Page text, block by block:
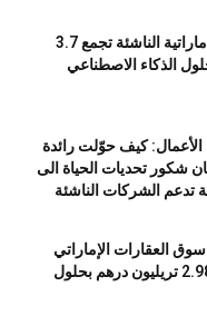
شركة AVELIN AI الإماراتية الناشئة تجمع 3.7
الذكاء الاصطناعي
الأعمال: كيف حوّلت رائدة
شكور تحديات الحياة الى
تدعم الشركات الناشئة
العقارات الإماراتي
مرشح للوصول إلى 2.98 تريليون درهم بحلول